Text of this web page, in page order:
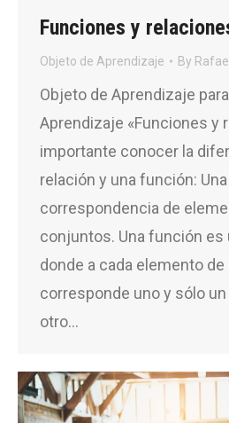
Funciones y
Objeto de Aprendizaje By
Objeto de Aprendizaje
Aprendizaje «Funciones y
importante conocer la
relación y una función:
correspondencia de
conjuntos. Una función es
donde a cada elemento
corresponde uno y sólo
otro…